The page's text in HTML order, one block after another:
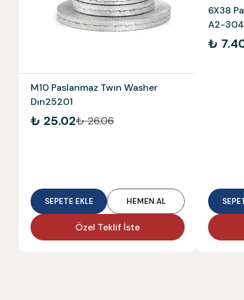
M10 Paslanmaz Twın Washer
Dın25201
₺ 25.02₺ 26.06
SEPETE EKLE HEMEN AL
Özel Teklif İste
6X38
A2-304
₺